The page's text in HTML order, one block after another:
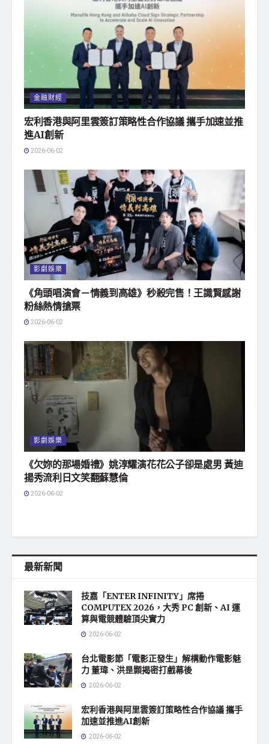
金融財經
宏利香港與阿里雲簽訂策略性合作協議 攜手加速並推
進AI創新
2026-06-02
影劇娛樂
《角頭唱演會－情義到高雄》秒殺完售！王識賢感謝
粉絲熱情搶票
2026-06-02
影劇娛樂
《欠妳的那場婚禮》姚淳耀演花花公子卻是處男 黃迪
揚秀流利日文笑翻蘇慧倫
2026-06-02
最新新聞
技嘉「ENTER INFINITY」席捲
COMPUTEX 2026，大秀 PC 創新、AI 運
算與電競體驗頂尖實力
2026-06-02
台北電影節「電影正發生」解構動作電影魅
力 董瑋、洪昰顥揭密打戲幕後
2026-06-02
宏利香港與阿里雲簽訂策略性合作協議 攜手
加速並推進AI創新
2026-06-02